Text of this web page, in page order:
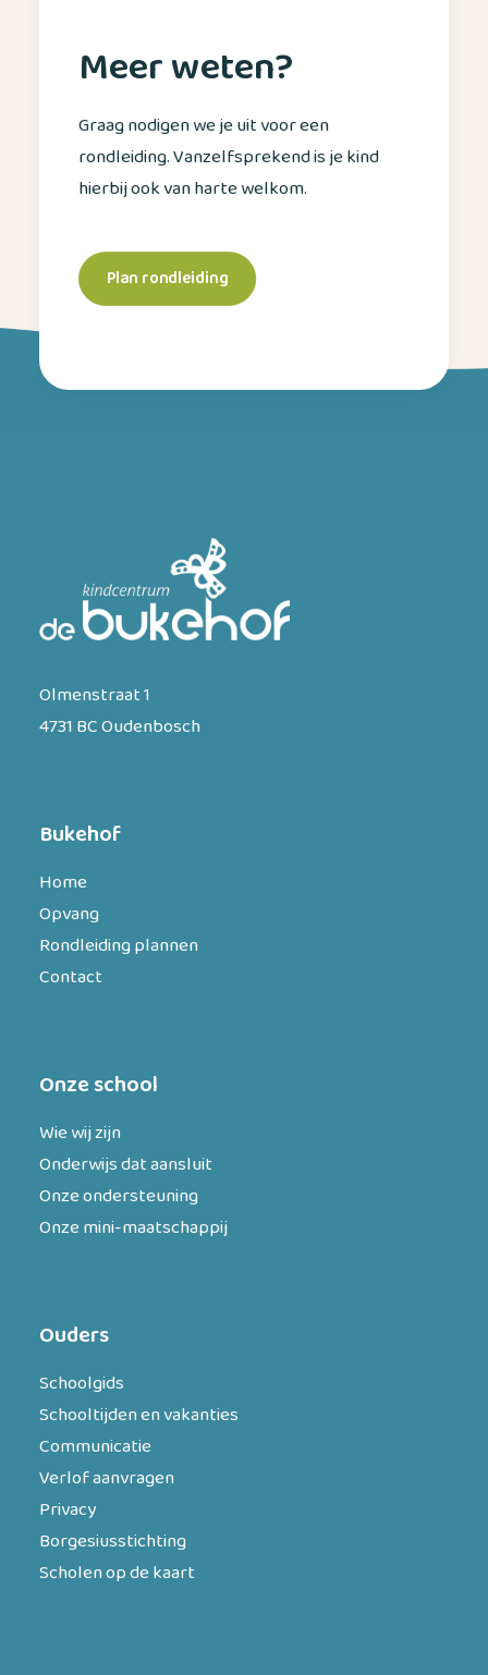
Meer weten?
Graag nodigen we je uit voor een
rondleiding. Vanzelfsprekend is je kind
hierbij ook van harte welkom.
Plan rondleiding
Olmenstraat 1
4731 BC Oudenbosch
Bukehof
Home
Opvang
Rondleiding plannen
Contact
Onze school
Wie wij zijn
Onderwijs dat aansluit
Onze ondersteuning
Onze mini-maatschappij
Ouders
Schoolgids
Schooltijden en vakanties
Communicatie
Verlof aanvragen
Privacy
Borgesiusstichting
Scholen op de kaart